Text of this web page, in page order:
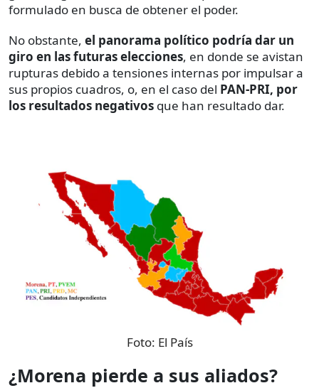
formulado en busca de obtener el poder.
No obstante, el panorama político podría dar un
giro en las futuras elecciones, en donde se avistan
rupturas debido a tensiones internas por impulsar a
sus propios cuadros, o, en el caso del PAN-PRI, por
los resultados negativos que han resultado dar.
Foto: El País
¿Morena pierde a sus aliados?